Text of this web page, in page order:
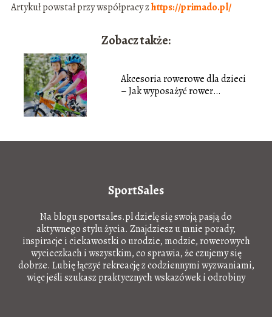
Artykuł powstał przy współpracy zhttps://primado.pl/
Zobacz także:
Akcesoria rowerowe dla dzieci
– Jak wyposażyć rower
SportSales
Na blogu sportsales.pl dzielę się swoją pasją do
aktywnego stylu życia. Znajdziesz u mnie porady,
inspiracje i ciekawostki o urodzie, modzie, rowerowych
wycieczkach i wszystkim, co sprawia, że czujemy się
dobrze. Lubię łączyć rekreację z codziennymi wyzwaniami,
więc jeśli szukasz praktycznych wskazówek i odrobiny